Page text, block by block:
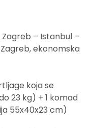
– Istanbul –
ekonomska
koja se
23 kg) + 1 komad
55x40x23 cm)